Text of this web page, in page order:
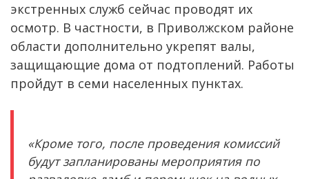
экстренных служб сейчас проводят их
осмотр. В частности, в Приволжском районе
области дополнительно укрепят валы,
защищающие дома от подтоплений. Работы
пройдут в семи населенных пунктах.
«Кроме того, после проведения комиссий
будут запланированы мероприятия по